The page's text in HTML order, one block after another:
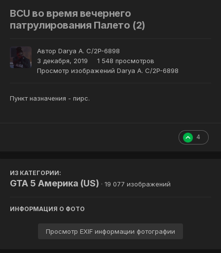
BCU во время вечернего
патрулирования Палето (2)
Автор Darya A. С/2P-6898
3 декабря, 2019
1 548 просмотров
Просмотр изображений Darya A. С/2P-6898
Пункт назначения - пирс.
4
ИЗ КАТЕГОРИИ:
GTA 5 Америка (US) · 19 077 изображений
ИНФОРМАЦИЯ О ФОТО
Просмотр EXIF информации фотографии